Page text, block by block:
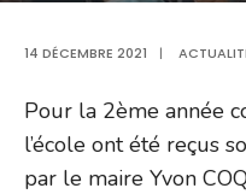
14 DÉCEMBRE 2021 |
Pour la 2ème année
l’école ont été reçus
par le maire Yvon